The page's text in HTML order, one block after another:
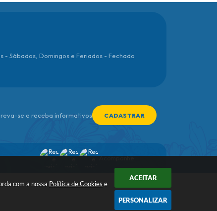
com a nossa Política de Cookies e
ACEITAR
PERSONALIZAR
se e receba informativos CADASTRAR
- Sábados, Domingos e Feriados - Fechado
Acompanhe